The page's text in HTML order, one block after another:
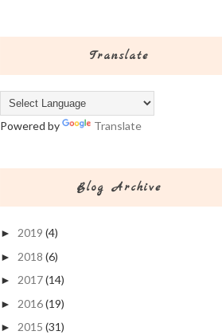
Translate
Powered by Translate
Blog Archive
► 2019 (4)
► 2018 (6)
► 2017(14)
► 2016(19)
► 2015 (31)